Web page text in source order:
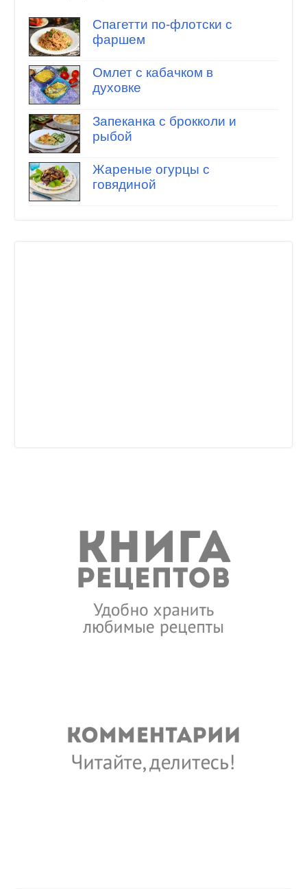
Спагетти по-флотски с
фаршем
Омлет с кабачком в
духовке
Запеканка с брокколи и
рыбой
Жареные огурцы с
говядиной